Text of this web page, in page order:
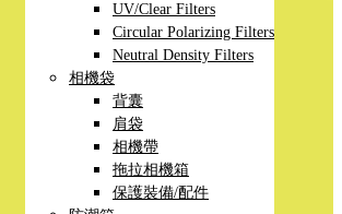
UV/Clear Filters
Circular Polarizing Filters
Neutral Density Filters
相機袋
背囊
肩袋
相機帶
拖拉相機箱
保護裝備/配件